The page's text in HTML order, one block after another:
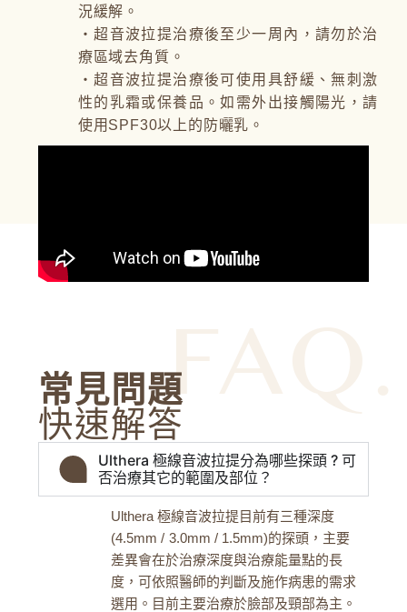
況緩解。
・超音波拉提治療後至少一周內，請勿於治
療區域去角質。
・超音波拉提治療後可使用具舒緩、無刺激
性的乳霜或保養品。如需外出接觸陽光，請
使用SPF30以上的防曬乳。
FAQ.
常見問題
快速解答
Ulthera 極線音波拉提分為哪些探頭 ? 可
否治療其它的範圍及部位？
Ulthera 極線音波拉提目前有三種深度
(4.5mm / 3.0mm / 1.5mm)的探頭，主要
差異會在於治療深度與治療能量點的長
度，可依照醫師的判斷及施作病患的需求
選用。目前主要治療於臉部及頸部為主。